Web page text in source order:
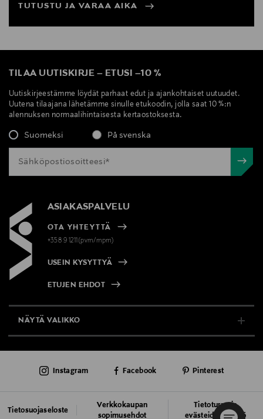
TUTUSTU JA VARAA AIKA
TILAA UUTISKIRJE – ETUSI –10 %
Uutiskirjeestämme löydät parhaat edut ja ajankohtaiset uutuudet.
Uutena tilaajana lähetämme sinulle etukoodin, jolla saat 10 %:n
alennuksen normaalihintaisesta kertaostoksesta.
Suomeksi På svenska
ASIAKASPALVELU
OTA YHTEYTTÄ
+358 9 1211(pvm/mpm)
USEIN KYSYTTYÄ
ETUJEN EHDOT
NÄYTÄ VALIKKO
AJANKOHTAISTA
Tietosuojaseloste
Verkkokaupan
sopimusehdot
Tietoturva ja
evästeiden käyttö
Instagram Facebook Pinterest